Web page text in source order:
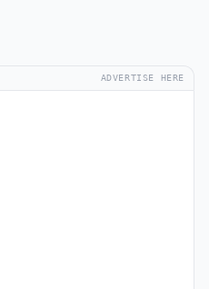
ADVERTISE HERE